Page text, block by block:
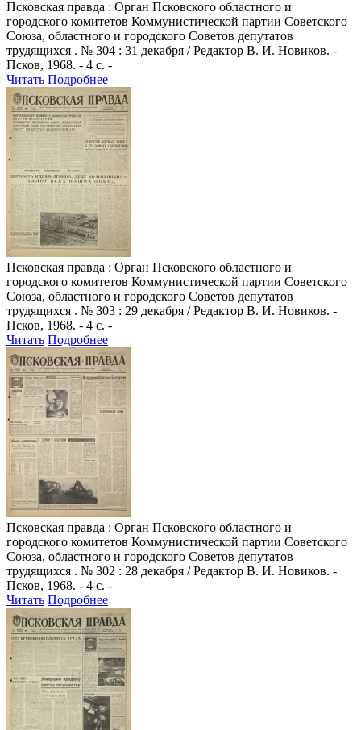
Псковская правда : Орган Псковского областного и
городского комитетов Коммунистической партии Советского
Союза, областного и городского Советов депутатов
трудящихся . № 304 : 31 декабря / Редактор В. И. Новиков. -
Псков, 1968. - 4 с. -
Читать Подробнее
Псковская правда : Орган Псковского областного и
городского комитетов Коммунистической партии Советского
Союза, областного и городского Советов депутатов
трудящихся . № 303 : 29 декабря / Редактор В. И. Новиков. -
Псков, 1968. - 4 с. -
Читать Подробнее
Псковская правда : Орган Псковского областного и
городского комитетов Коммунистической партии Советского
Союза, областного и городского Советов депутатов
трудящихся . № 302 : 28 декабря / Редактор В. И. Новиков. -
Псков, 1968. - 4 с. -
Читать Подробнее